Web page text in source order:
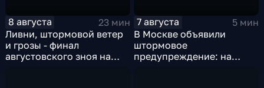
8 августа
23 мин
Ливни, штормовой ветер
и грозы - финал
августовского зноя на
7 августа
5 мин
В Москве объявили
штормовое
предупреждение: на